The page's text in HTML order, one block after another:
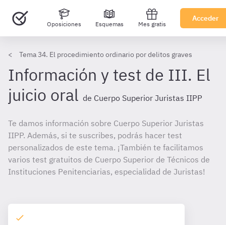
Oposiciones Esquemas Mes gratis
Acceder
Tema 34. El procedimiento ordinario por delitos graves
Información y test de III. El
juicio oral de Cuerpo Superior Juristas IIPP
Te damos información sobre Cuerpo Superior Juristas
IIPP. Además, si te suscribes, podrás hacer test
personalizados de este tema. ¡También te facilitamos
varios test gratuitos de Cuerpo Superior de Técnicos de
Instituciones Penitenciarias, especialidad de Juristas!